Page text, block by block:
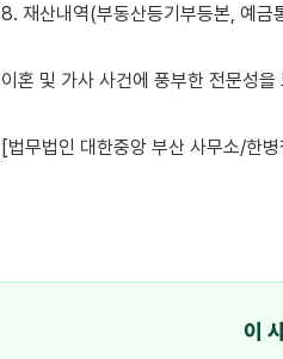
8. 재산내역(부동산등기부등본, 예금
이혼 및 가사 사건에 풍부한 전문성을
[법무법인 대한중앙 부산 사무소/한
이